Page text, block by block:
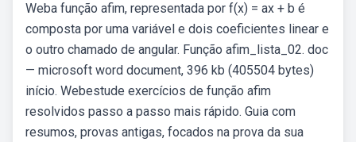
Weba função afim, representada por f(x) = ax + b é
composta por uma variável e dois coeficientes linear e
o outro chamado de angular. Função afim_lista_02. doc
— microsoft word document, 396 kb (405504 bytes)
início. Webestude exercícios de função afim
resolvidos passo a passo mais rápido. Guia com
resumos, provas antigas, focados na prova da sua